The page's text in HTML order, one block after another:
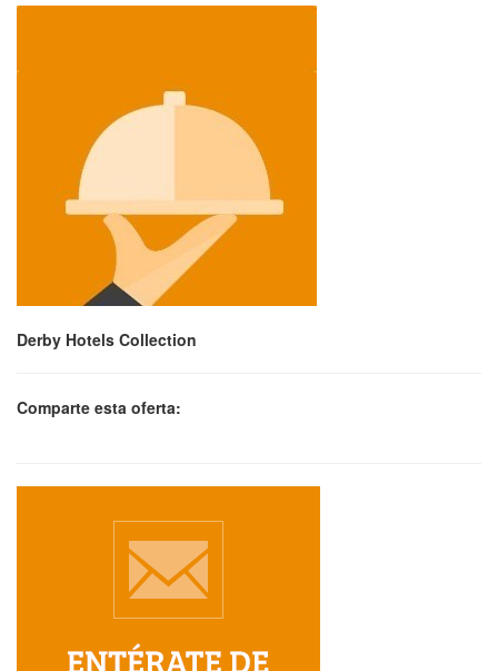
Derby Hotels Collection
Comparte esta oferta: